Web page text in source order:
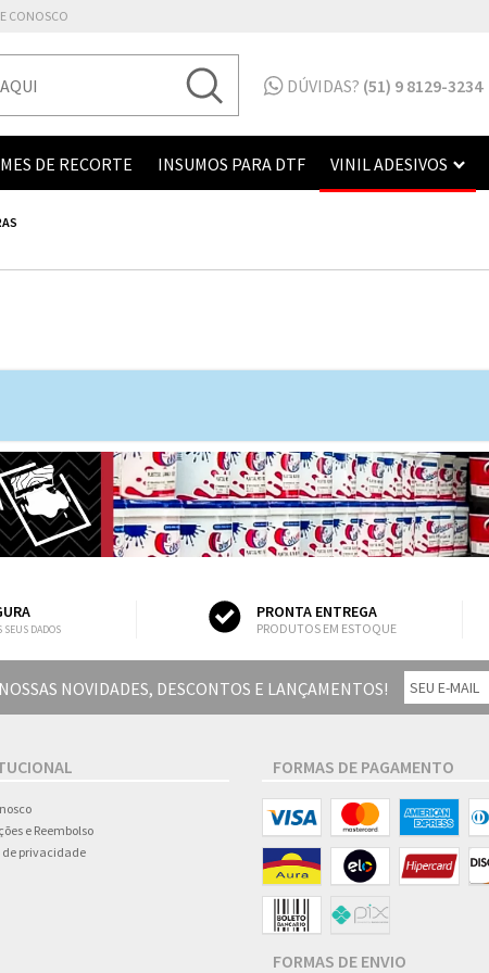
CONOSCO
DÚVIDAS? (51) 9 8129-3234
DE RECORTE INSUMOS PARA DTF VINIL ADESIVOS
SEUS DADOS
PRONTA ENTREGA
PRODUTOS EM ESTOQUE
NOVIDADES, DESCONTOS E LANÇAMENTOS!
e Reembolso
de privacidade
FORMAS DE PAGAMENTO
FORMAS DE ENVIO